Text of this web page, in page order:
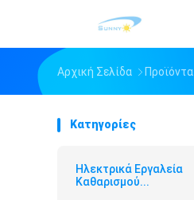
Αρχική Σελίδα Προϊόντα
Κατηγορίες
Ηλεκτρικά Εργαλεία
Καθαρισμού...